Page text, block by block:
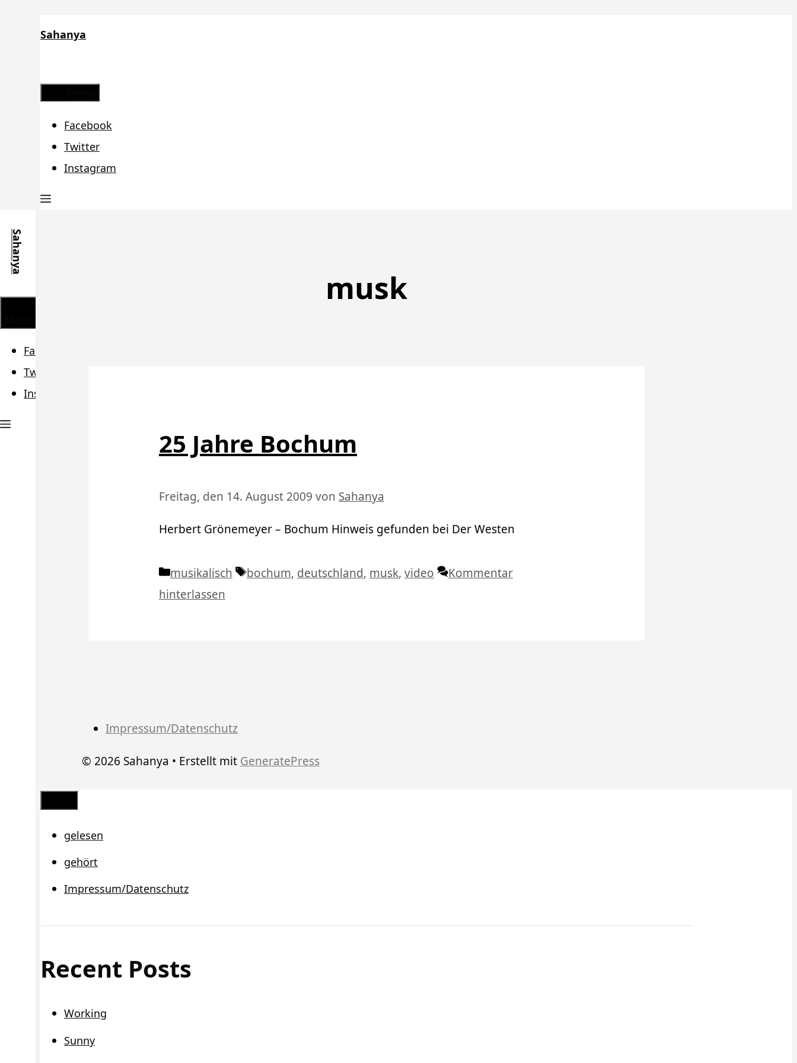
Sahanya
Facebook
Twitter
Instagram
Sahanya
Facebook
Twitter
Instagram
musk
25 Jahre Bochum
Freitag, den 14. August 2009 von Sahanya
Herbert Grönemeyer – Bochum Hinweis gefunden bei Der Westen
Kategorien
musikalisch Schlagwörter
bochum, deutschland, musk, video
Kommentar
hinterlassen
Impressum/Datenschutz
© 2026 Sahanya • Erstellt mit GeneratePress
gelesen
gehört
Impressum/Datenschutz
Recent Posts
Working
Sunny